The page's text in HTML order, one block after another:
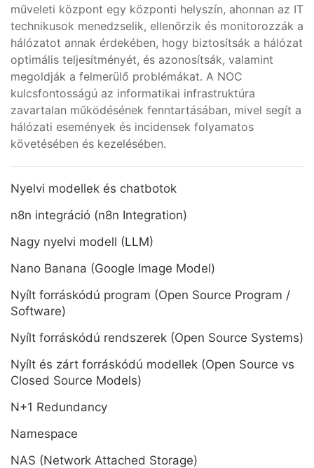
műveleti központ egy központi helyszín, ahonnan az IT
technikusok menedzselik, ellenőrzik és monitorozzák a
hálózatot annak érdekében, hogy biztosítsák a hálózat
optimális teljesítményét, és azonosítsák, valamint
megoldják a felmerülő problémákat. A NOC
kulcsfontosságú az informatikai infrastruktúra
zavartalan működésének fenntartásában, mivel segít a
hálózati események és incidensek folyamatos
követésében és kezelésében.
Nyelvi modellek és chatbotok
n8n integráció (n8n Integration)
Nagy nyelvi modell (LLM)
Nano Banana (Google Image Model)
Nyílt forráskódú program (Open Source Program /
Software)
Nyílt forráskódú rendszerek (Open Source Systems)
Nyílt és zárt forráskódú modellek (Open Source vs
Closed Source Models)
N+1 Redundancy
Namespace
NAS (Network Attached Storage)